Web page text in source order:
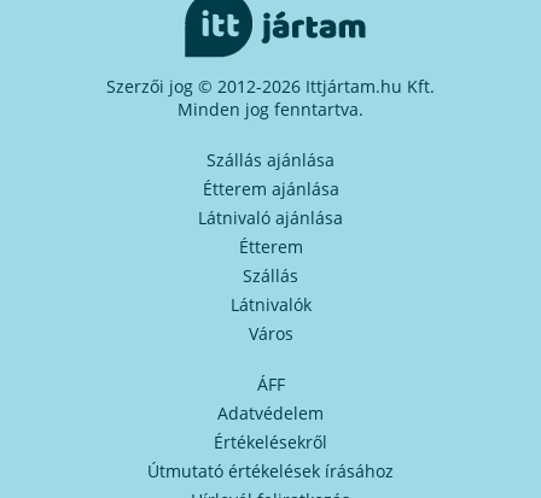
Szerzői jog © 2012-2026 Ittjártam.hu Kft.
Minden jog fenntartva.
Szállás ajánlása
Étterem ajánlása
Látnivaló ajánlása
Étterem
Szállás
Látnivalók
Város
ÁFF
Adatvédelem
Értékelésekről
Útmutató értékelések írásához